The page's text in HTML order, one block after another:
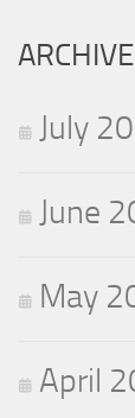
July
June
May
April